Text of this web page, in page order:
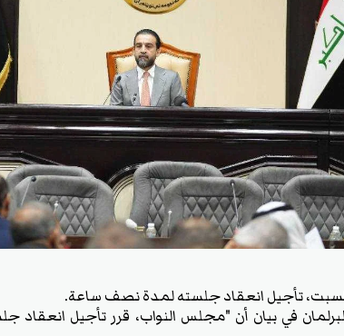
تأجيل انعقاد جلسته لمدة نصف ساعة.
للبرلمان في بيان أن "مجلس النواب، قرر تأجيل